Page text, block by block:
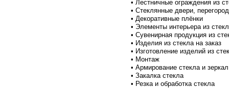
• Лестничные ограждения из
• Стеклянные двери,
• Декоративные плёнки
• Элементы интерьера из
• Сувенирная продукция из
• Изделия из стекла на заказ
• Изготовление изделий из
• Монтаж
• Армирование стекла и зеркал
• Закалка стекла
• Резка и обработка стекла